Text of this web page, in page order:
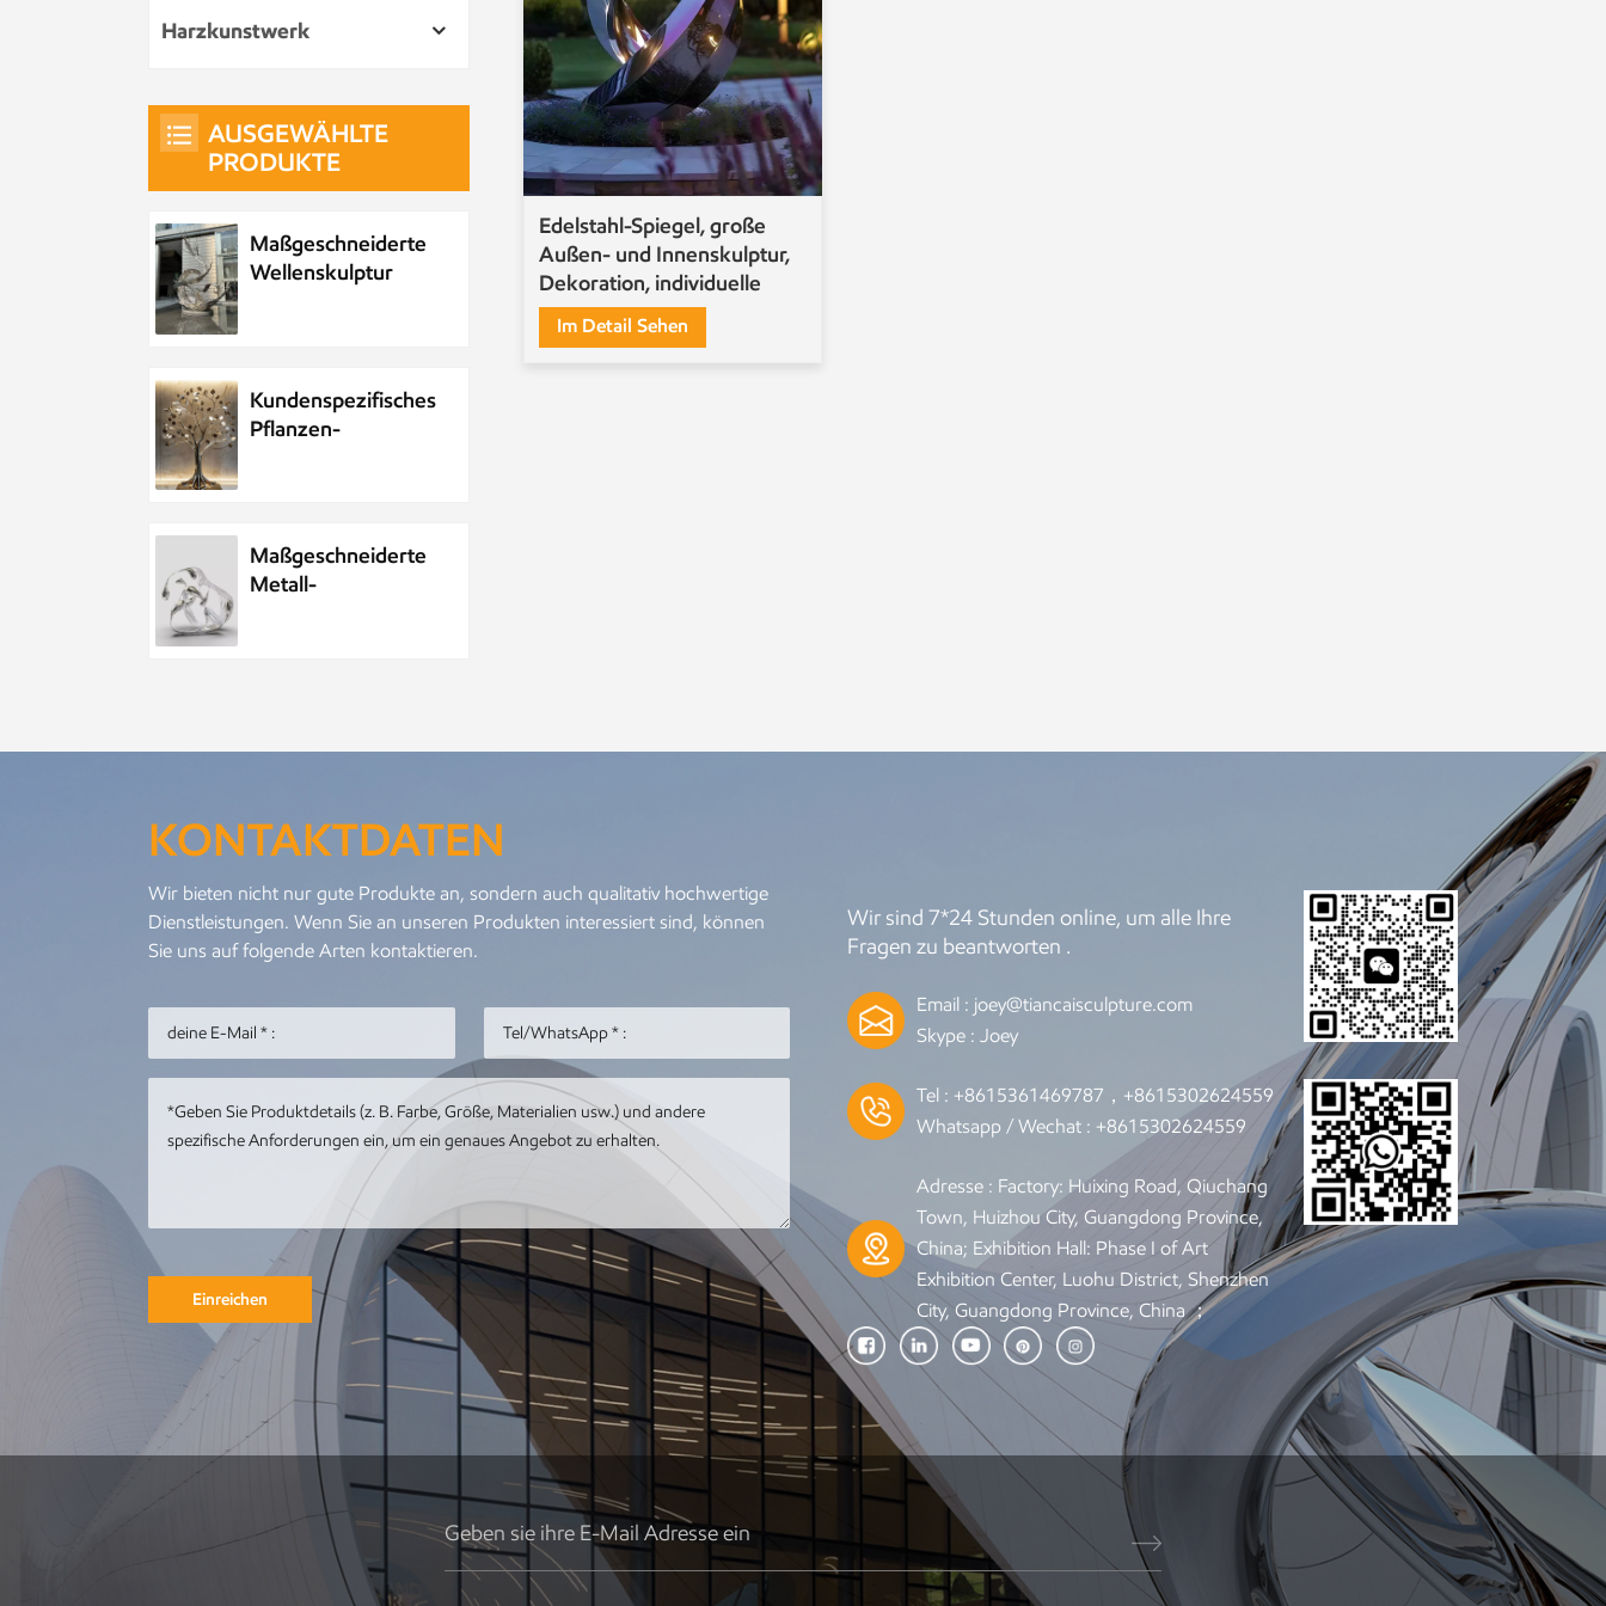
Edelstahl-Spiegel, große
Außen- und Innenskulptur,
Dekoration, individuelle
Gestaltung
Im Detail Sehen
Harzkunstwerk
AUSGEWÄHLTE
PRODUKTE
Maßgeschneiderte
Wellenskulptur
Kundenspezifisches
Pflanzen-
Maßgeschneiderte
Metall-
Edelstahl im Park,
Nachtszenenskulptur
Meeresleben-
Abstraktes
Goldfisch-
Metall und
Edelstahl
Personalisierter
Metallanhänger
mit Meereswal-
Kunstwerk
Metall-Edelstahl-
Tier-Metall-Pfau-
Skulptur
Runde
Gebäudeskulptur
aus Metall,
Gartenlandschaft,
Skulptur,
Kunstinstallation
KONTAKTDATEN
Wir bieten nicht nur gute Produkte an, sondern auch qualitativ hochwertige
Dienstleistungen. Wenn Sie an unseren Produkten interessiert sind, können
Sie uns auf folgende Arten kontaktieren.
Einreichen
Wir sind 7*24 Stunden online, um alle Ihre
Fragen zu beantworten .
Email : joey@tiancaisculpture.com
Skype :Joey
Tel : +8615361469787，+8615302624559
Whatsapp / Wechat : +8615302624559
Adresse : Factory: Huixing Road, Qiuchang
Town, Huizhou City, Guangdong Province,
China; Exhibition Hall: Phase I of Art
Exhibition Center, Luohu District, Shenzhen
City, Guangdong Province, China ；